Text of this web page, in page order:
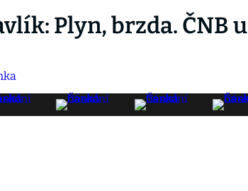
Plyn, brzda. ČNB